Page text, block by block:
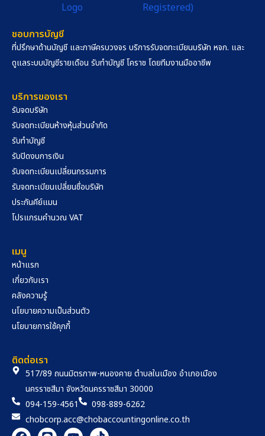
ชอบการบัญชี
ที่ปรึกษาด้านบัญชี และภาษีครบวงจร บริการรับจดทะเบียนบริษัท หจก. และ
ดูแลระบบบัญชีรายเดือน รับทำบัญชี โคราช โดยทีมงานมืออาชีพ
บริการของเรา
รับจดบริษัท
รับจดทะเบียนห้างหุ้นส่วนจำกัด
รับทำบัญชี
รับปิดงบการเงิน
รับจดทะเบียนเปลี่ยนกรรมการ
รับจดทะเบียนเปลี่ยนชื่อบริษัท
ประกันคีย์แมน
โปรแกรมคำนวณ VAT
เมนู
หน้าแรก
เกี่ยวกับเรา
คลังความรู้
นโยบายความเป็นส่วนตัว
นโยบายการใช้คุกกี้
ติดต่อเรา
517/89 ถนนมิตรภาพ-หนองคาย ตำบลในเมือง อำเภอเมือง
นครราชสีมา จังหวัดนครราชสีมา 30000
094-159-4561
098-889-6262
chobcorp.acc@chobaccountingonline.co.th